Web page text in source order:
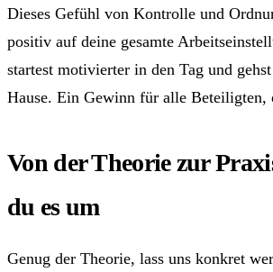
Dieses Gefühl von Kontrolle und
positiv auf deine gesamte
startest motivierter in den Tag und
Hause. Ein Gewinn für alle Beteiligten,
Von der Theorie zur
du es um
Genug der Theorie, lass uns konkret